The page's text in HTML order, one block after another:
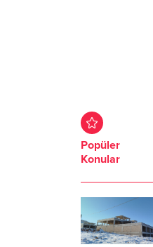
Popüler
Konular